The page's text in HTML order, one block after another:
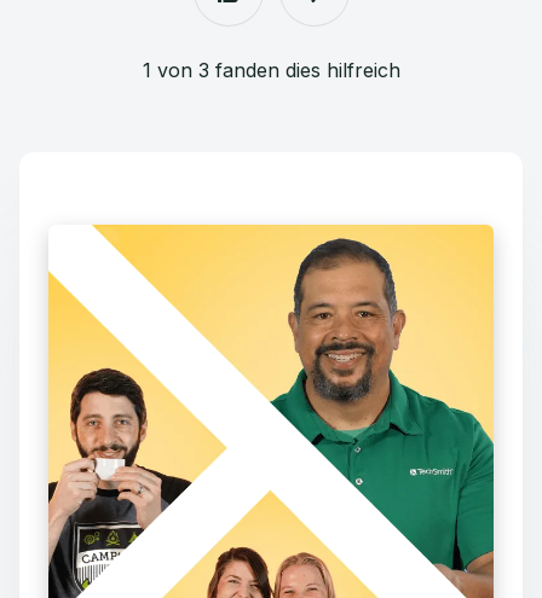
1 von 3 fanden dies hilfreich